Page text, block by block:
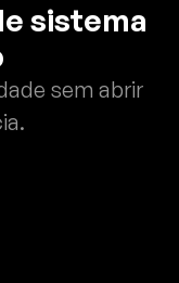
sistema
sem abrir